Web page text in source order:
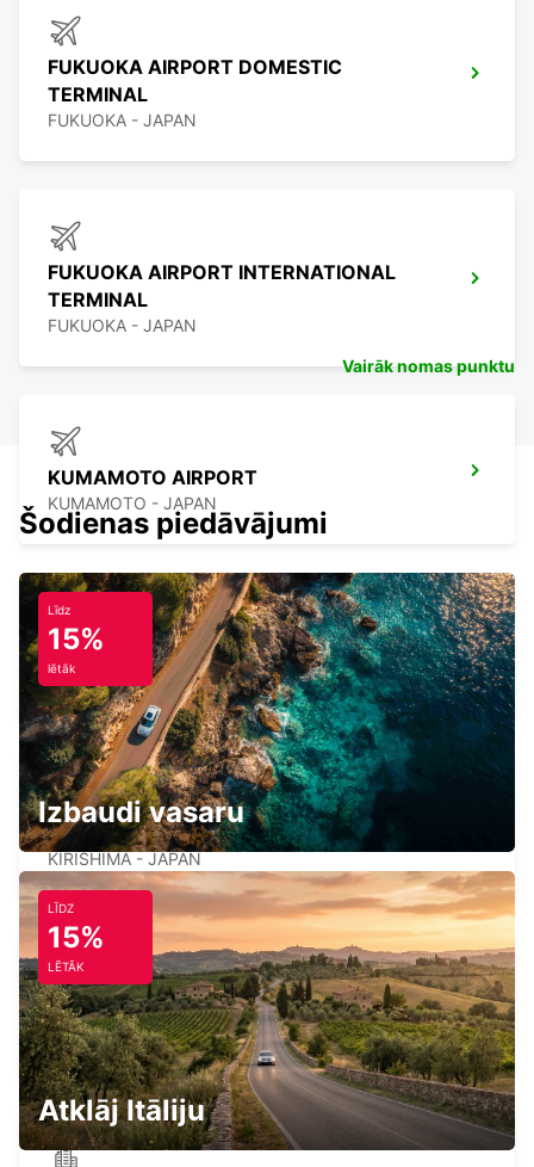
FUKUOKA AIRPORT DOMESTIC
TERMINAL
FUKUOKA - JAPAN
FUKUOKA AIRPORT INTERNATIONAL
TERMINAL
FUKUOKA - JAPAN
KUMAMOTO AIRPORT
KUMAMOTO - JAPAN
NAGASAKI AIRPORT
OMURA - JAPAN
KAGOSHIMA AIRPORT
KIRISHIMA - JAPAN
YEOSU EXPO STATION
YEOSU - KOREA(SOUTH)
Vairāk nomas punktu
Šodienas piedāvājumi
Līdz
15%
lētāk
Izbaudi vasaru
LĪDZ
15%
LĒTĀK
Atklāj Itāliju